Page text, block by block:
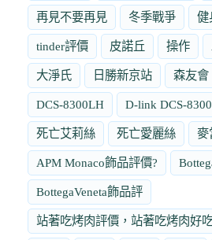
再見不要再見 冬季戰爭 健
tinder評價 皮諾丘 操作
大淨氏 日勝新京站 森友會
DCS-8300LH D-link DCS-
死亡艾莉絲 死亡愛麗絲 麥
APM Monaco飾品評價?
BottegaVeneta飾品評
站著吃烤肉評價，站著吃烤肉好